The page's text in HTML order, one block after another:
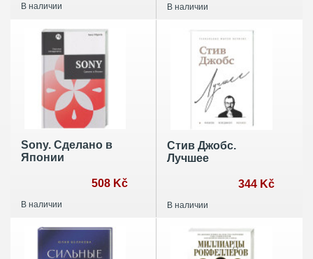
венчурому
приходят новые
модели
В наличии В наличии
Sony. Cделано в
Японии
508 Kč
В наличии
Стив Джобс.
Лучшее
344 Kč
В наличии